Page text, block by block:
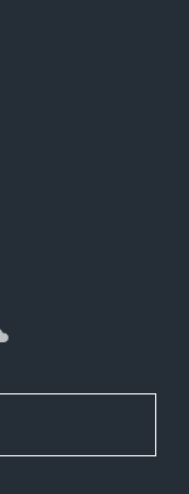
SoundCloud